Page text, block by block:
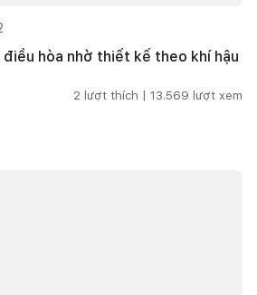
điều hòa nhờ thiết kế theo khí hậu
2 lượt thích | 13.569 lượt xem